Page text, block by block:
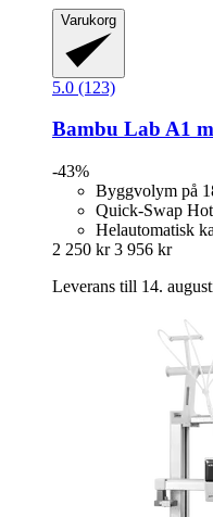
Varukorg
5.0 (123)
Bambu Lab A1
-43%
Byggvolym på
Quick-Swap
Helautomatisk
2 250 kr 3 956 kr
Leverans till 14.